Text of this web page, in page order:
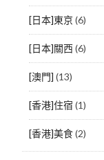
[日本]東京(6)
[日本]關西(6)
[澳門] (13)
[香港]住宿 (1)
[香港]美食(2)